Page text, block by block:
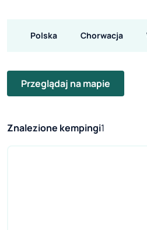
Polska Chorwacja
Przeglądaj na mapie
Znalezione kempingi1